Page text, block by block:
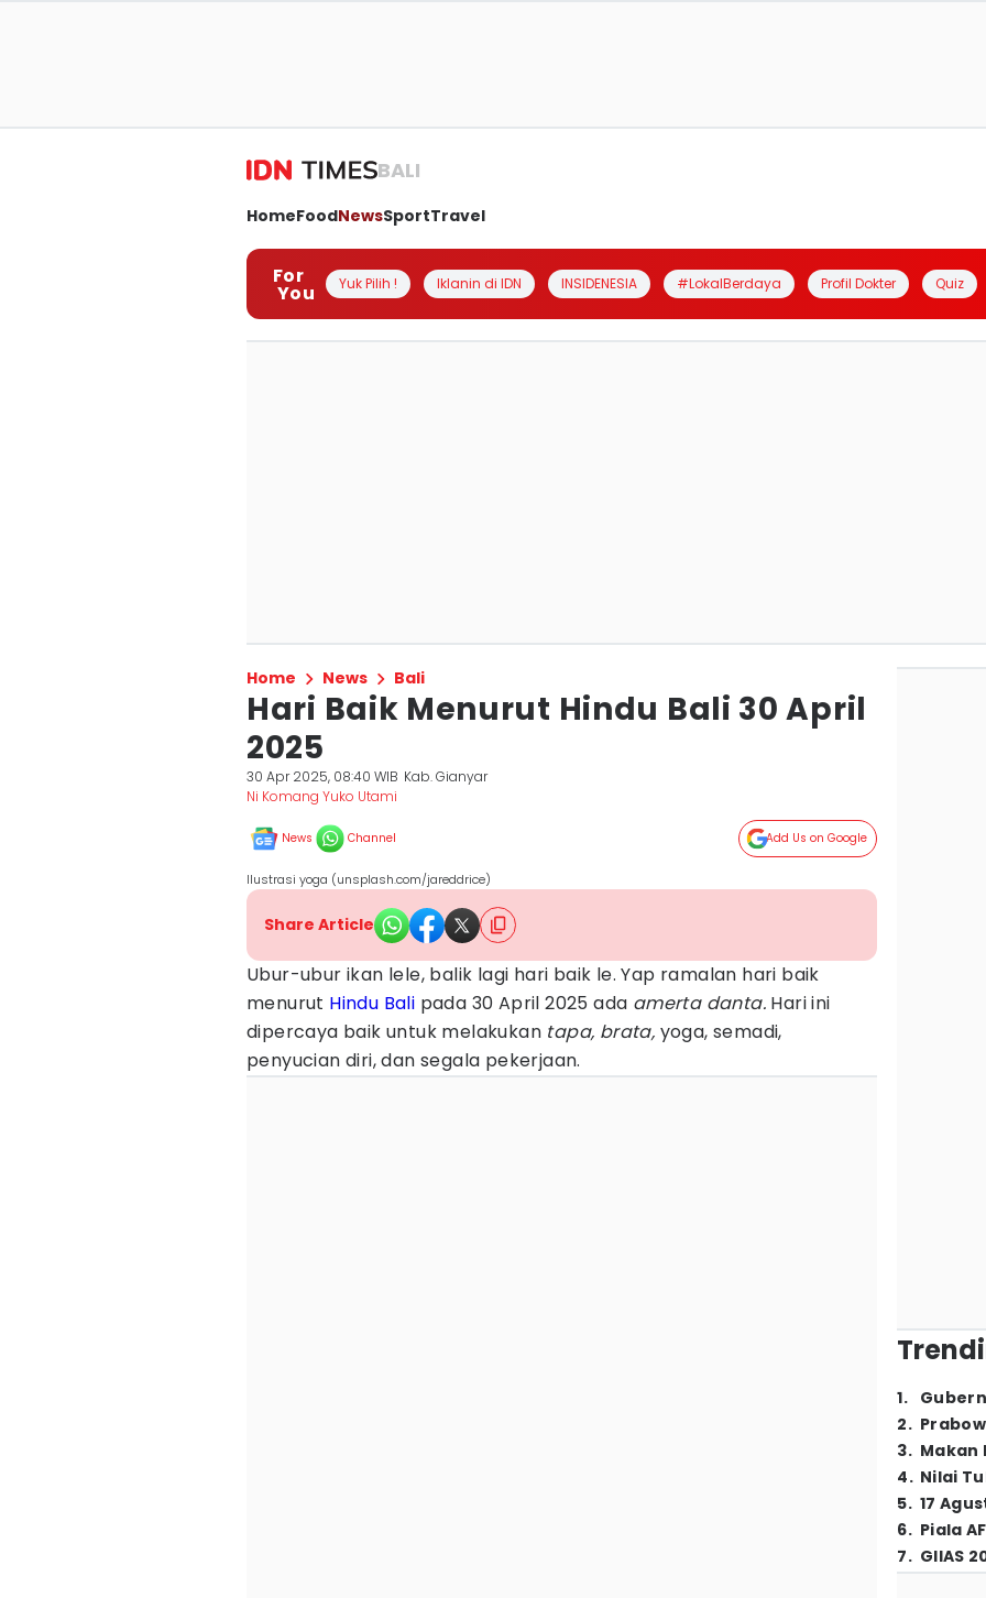
BALI
HomeFoodNewsSportTravel
For
You Yuk Pilih ! Iklanin di IDN INSIDENESIA #LokalBerdaya Profil Dokter Quiz
Home News Bali
Hari Baik Menurut Hindu Bali 30 April
2025
30 Apr 2025, 08:40 WIB Kab. Gianyar
Ni Komang Yuko Utami
News Channel Add Us on Google
Ilustrasi yoga (unsplash.com/jareddrice)
Share Article
Ubur-ubur ikan lele, balik lagi hari baik le. Yap ramalan hari baik
menurut Hindu Bali pada 30 April 2025 ada amerta danta. Hari ini
dipercaya baik untuk melakukan tapa, brata, yoga, semadi,
penyucian diri, dan segala pekerjaan.
1.
2.
3. Makan
4. Nilai
5. 17
6. Piala
7. GIIAS